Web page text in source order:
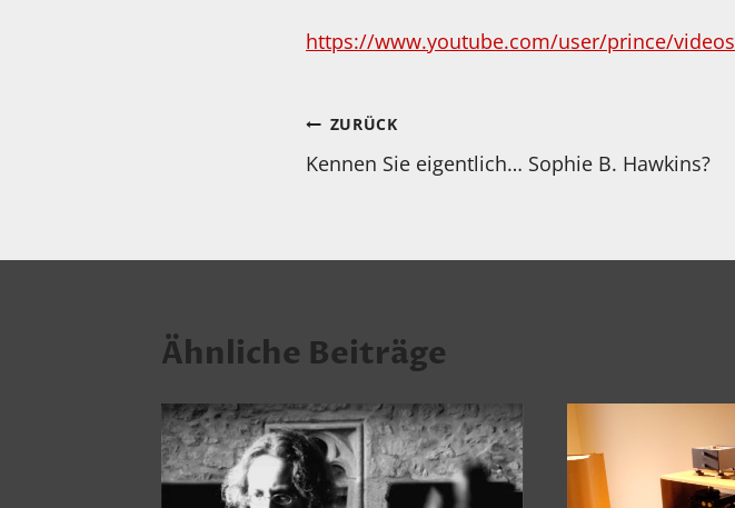
https://www.youtube.com/user/prince/videos
Beitragsnavigation
ZURÜCK
Kennen Sie eigentlich… Sophie B. Hawkins?
Ähnliche Beiträge